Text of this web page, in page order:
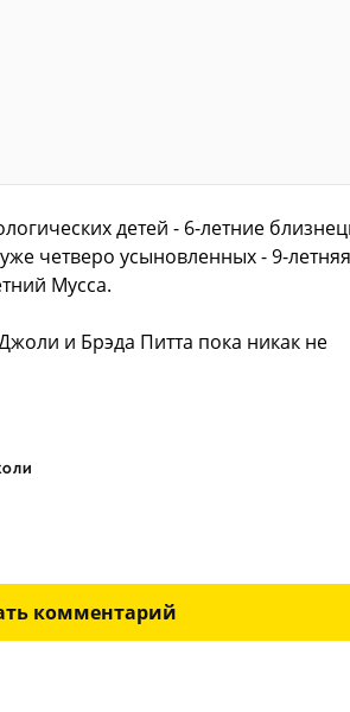
детей - 6-летние
четверо усыновленных - 9-
Мусса.
и Брэда Питта пока никак не
комментарий